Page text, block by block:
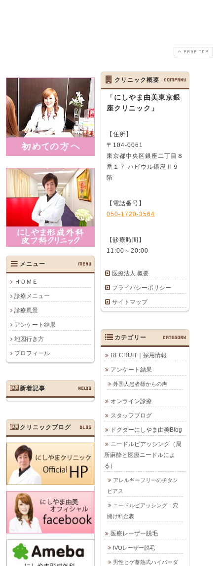
PAGE TOP
メニュー MENU
ＨＯＭＥ
診療メニュー
診療風景
アンケート結果
地図行き方
プロフィール
クリニック概要 COMPANY
「にしやま由美東京銀
座クリニック」
【住所】
〒104-0061
東京都中央区銀座二丁目８
番１７ ハビウル銀座Ⅱ９
階
【電話番号】
050-1720-3564
【診療時間】
11:00～20:00
医療法人 概要
プライバシーポリシー
サイトマップ
カテゴリー CATEGORY
RECRUIT｜採用情報
アンケート結果
外国人患者様からの声
オンライン診療
スタッフブログ
ドクターにしやま由美Blog
ニードルピアッシング（局
所麻酔と医療ニードルによ
る）
アレルギーフリーのチタン
ピアス
ニードルピアッシング：穴
開け料金表
医療レーザー脱毛
IVOレーザー脱毛
男性ヒゲ蓄熱式ハイパーダ
新着記事 NEWS
クリニックブログ BLOG